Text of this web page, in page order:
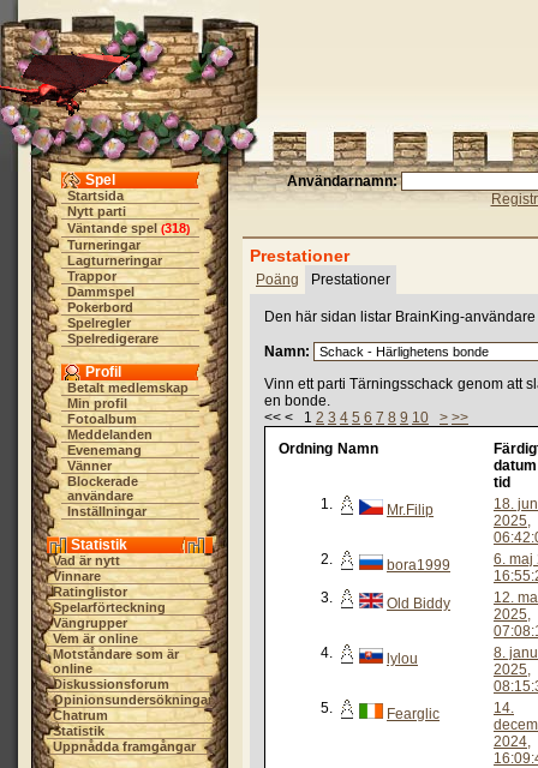
Spel
Startsida
Nytt parti
Väntande spel (318)
Turneringar
Lagturneringar
Trappor
Dammspel
Pokerbord
Spelregler
Spelredigerare
Profil
Betalt medlemskap
Min profil
Fotoalbum
Meddelanden
Evenemang
Vänner
Blockerade
användare
Inställningar
Statistik
Vad är nytt
Vinnare
Ratinglistor
Spelarförteckning
Vängrupper
Vem är online
Motståndare som är
online
Diskussionsforum
Opinionsundersökningar
Chatrum
Statistik
Uppnådda framgångar
Användarnamn:
Prestationer
Poäng Prestationer
Den här sidan listar BrainKing-
Namn:
Vinn ett parti Tärningsschack genom att
en bonde.
<< < 1 2 3 4 5 6 7 8 9 10 > >>
Ordning Namn
tid
1.
Mr.Filip
18.
2025,
2.
bora1999
6. maj
3.
Old Biddy
12.
2025,
4.
lylou
8.
2025,
5.
Fearglic
14.
2024,